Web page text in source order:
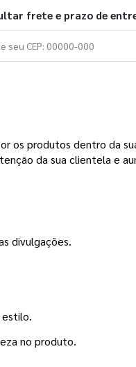
frete e prazo de
os produtos dentro da
da sua clientela e
divulgações.
estilo.
no produto.